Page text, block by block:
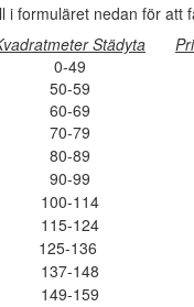
i formuläret nedan för att
Städyta
0-49
50-59
60-69
70-79
80-89
90-99
100-114
115-124
125-136
137-148
149-159